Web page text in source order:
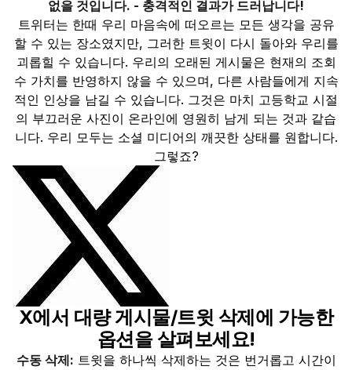
없을 것입니다. - 충격적인 결과가 드러납니다!
트위터는 한때 우리 마음속에 떠오르는 모든 생각을 공유
할 수 있는 장소였지만, 그러한 트윗이 다시 돌아와 우리를
괴롭힐 수 있습니다. 우리의 오래된 게시물은 현재의 조회
수 가치를 반영하지 않을 수 있으며, 다른 사람들에게 지속
적인 인상을 남길 수 있습니다. 그것은 마치 고등학교 시절
의 부끄러운 사진이 온라인에 영원히 남게 되는 것과 같습
니다. 우리 모두는 소셜 미디어의 깨끗한 상태를 원합니다.
그렇죠?
X에서 대량 게시물/트윗 삭제에 가능한
옵션을 살펴보세요!
수동 삭제: 트윗을 하나씩 삭제하는 것은 번거롭고 시간이